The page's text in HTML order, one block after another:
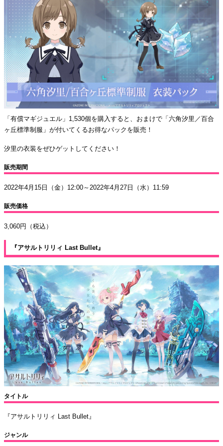
「有償マギジュエル」1,530個を購入すると、おまけで「六角汐里／百合
ヶ丘標準制服」が付いてくるお得なパックを販売！
汐里の衣装をぜひゲットしてください！
販売期間
2022年4月15日（金）12:00～2022年4月27日（水）11:59
販売価格
3,060円（税込）
『アサルトリリィ Last Bullet』
タイトル
『アサルトリリィ Last Bullet』
ジャンル